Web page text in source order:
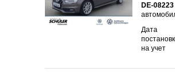
DE-
Дата
на учет